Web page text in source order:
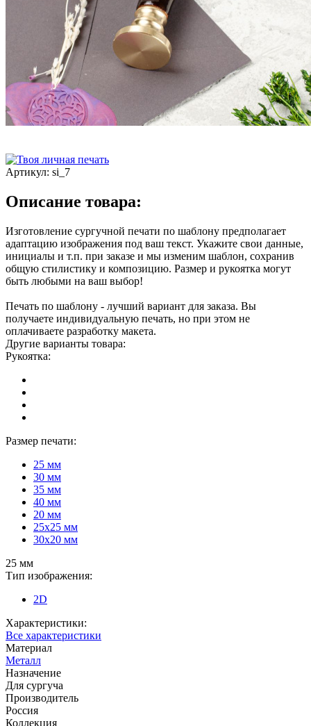
Артикул: si_7
Описание товара:
Изготовление сургучной печати по шаблону предполагает
адаптацию изображения под ваш текст. Укажите свои данные,
инициалы и т.п. при заказе и мы изменим шаблон, сохранив
общую стилистику и композицию. Размер и рукоятка могут
быть любыми на ваш выбор!
Печать по шаблону - лучший вариант для заказа. Вы
получаете индивидуальную печать, но при этом не
оплачиваете разработку макета.
Другие варианты товара:
Рукоятка:
Размер печати:
25 мм
30 мм
35 мм
40 мм
20 мм
25х25 мм
30х20 мм
25 мм
Тип изображения:
2D
Характеристики:
Все характеристики
Материал
Металл
Назначение
Для сургуча
Производитель
Россия
Коллекция